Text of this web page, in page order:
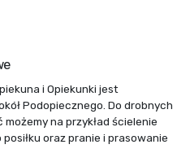
i Opiekunki jest
Podopiecznego. Do drobnych
na przykład ścielenie
posiłku oraz pranie i prasowanie